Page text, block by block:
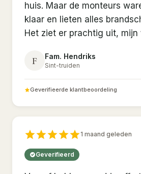
huis. Maar de monteurs
klaar en lieten alles
Het ziet er prachtig uit, mijn
F Fam. Hendriks
Sint-truiden
Geverifieerde klantbeoordeling
1 maand geleden
Geverifieerd